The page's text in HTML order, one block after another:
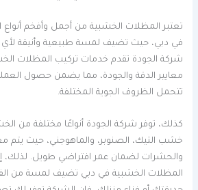
تعتبر المظلات الخشبية من أجمل وأفخم
في دبي، حيث تضيف لمسة طبيعية وأنيقة لأي
شركة الجودة تقدم خدمات تركيب المظلات
معايير الدقة والجودة، مما يضمن حصول
تتحمل الظروف الجوية المختلفة.
كذلك، توفر شركة الجودة أنواعًا مختلفة من
خشب التيك، الصنوبر، والماهوجني، حيث يتم
والحشرات لضمان عمر افتراضي طويل. لذلك،
المظلات الخشبية في دبي تضيف لمسة من